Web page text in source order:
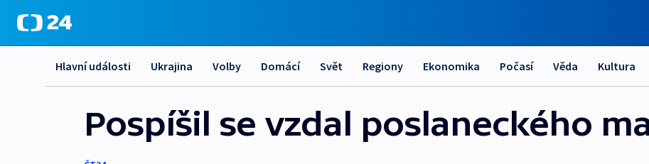
Hlavní události Ukrajina Volby Domácí Svět Regiony Ekonomika Počasí Věda Kultura
Pospíšil se vzdal poslaneckého